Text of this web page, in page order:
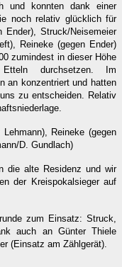
und konnten dank einer
noch relativ glücklich für
Ender), Struck/Neisemeier
Reineke (gegen Ender)
zumindest in dieser Höhe
durchsetzen.
Im
an konzentriert und hatten
uns zu entscheiden. Relativ
Reineke (gegen
D. Gundlach)
die alte Residenz und wir
der Kreispokalsieger auf
zum Einsatz: Struck,
auch an Günter Thiele
(Einsatz am Zählgerät).